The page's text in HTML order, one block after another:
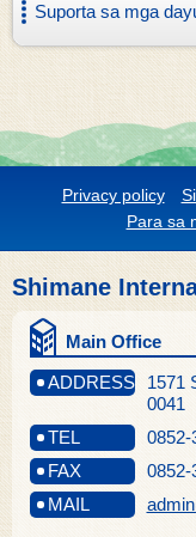
Suporta sa mga
Privacy policy
Para sa
Shimane
Main Office
ADDRESS
1571
0041
TEL
0852-
FAX
0852-
MAIL